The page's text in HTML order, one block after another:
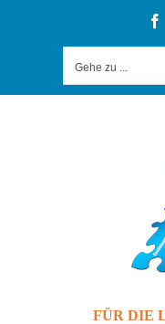
Gehe zu ...
FÜR DIE